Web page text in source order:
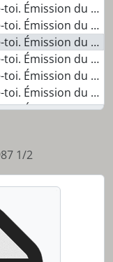
du 02.09.1987 1/2
du 02.09.1987 2/2
du 16.09.1987 1/2
du 16.09.1987 2/2
du 23.09.1987 1/4
du 23.09.1987 2/4
du 23.09.1987 3/4
du 21.10.1987 1/2
du 21.10.1987 2/2
du 4.11.1987 1/4
du 4.11.1987 2/4
du 4.11.1987 3/4
du 4.11.1987 4/4
du 11.11.1987 1/4
1/2